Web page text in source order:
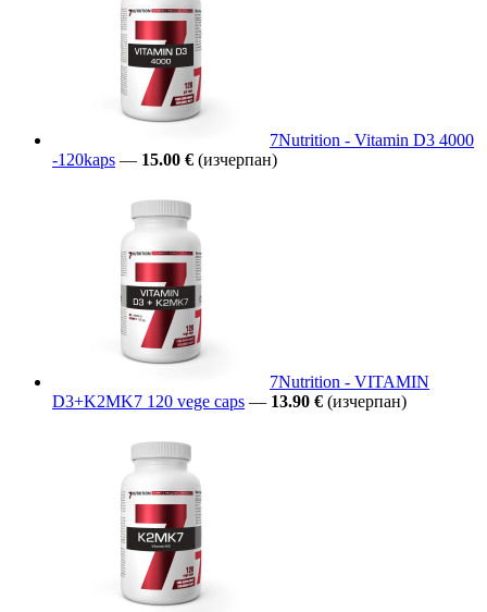
7Nutrition - Vitamin D3 4000
-120kaps — 15.00 € (изчерпан)
7Nutrition - VITAMIN
D3+K2MK7 120 vege caps — 13.90 € (изчерпан)